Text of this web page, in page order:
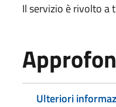
Il servizio è rivolto a
Ulteriori